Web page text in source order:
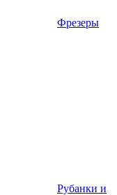
Фрезеры
Рубанки и